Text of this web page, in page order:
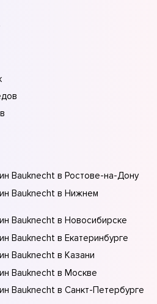
Bauknecht в Ростове-на-Донy
Bauknecht в Нижнем
Bauknecht в Новосибирске
Bauknecht в Екатеринбурге
Bauknecht в Казани
Bauknecht в Москве
Bauknecht в Санкт-Петербурге